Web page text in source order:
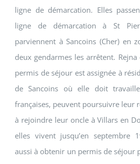
ligne de démarcation. Elles
ligne de démarcation à St
parviennent à Sancoins (Cher) en
deux gendarmes les arrêtent.
permis de séjour est assignée à
de Sancoins où elle doit
françaises, peuvent poursuivre leur
à rejoindre leur oncle à Villars en
elles vivent jusqu’en septembre
aussi à obtenir un permis de séjour